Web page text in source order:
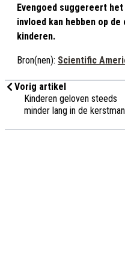
Evengoed suggereert
invloed kan hebben op
kinderen.
Bron(nen): Scientific
Vorig artikel
Kinderen geloven steeds
minder lang in de kerstman